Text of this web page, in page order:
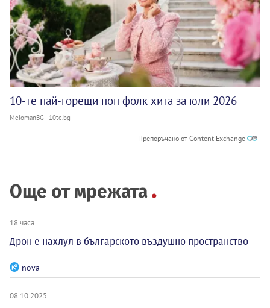
10-те най-горещи поп фолк хита за юли 2026
MelomanBG - 10te.bg
Препоръчано от Content Exchange
Още от мрежата
18 часа
Дрон е нахлул в българското въздушно пространство
nova
08.10.2025